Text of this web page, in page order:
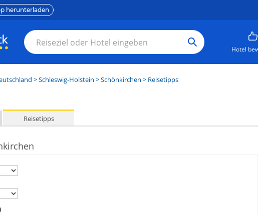
herunterladen
Hotel
>Schleswig-Holstein >Schönkirchen > Reisetipps
Reisetipps